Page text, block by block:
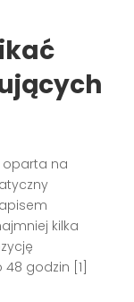
oparta na
kilka
godzin [1]